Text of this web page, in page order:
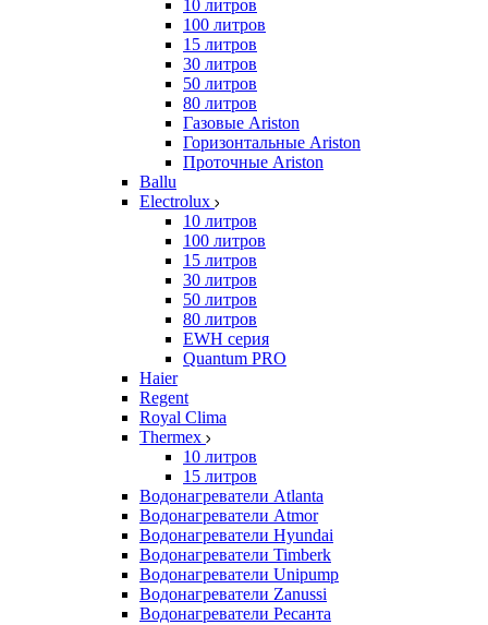
10 литров
100 литров
15 литров
30 литров
50 литров
80 литров
Газовые Ariston
Горизонтальные Ariston
Проточные Ariston
Ballu
Electrolux
10 литров
100 литров
15 литров
30 литров
50 литров
80 литров
EWH серия
Quantum PRO
Haier
Regent
Royal Clima
Thermex
10 литров
15 литров
Водонагреватели Atlanta
Водонагреватели Atmor
Водонагреватели Hyundai
Водонагреватели Timberk
Водонагреватели Unipump
Водонагреватели Zanussi
Водонагреватели Ресанта